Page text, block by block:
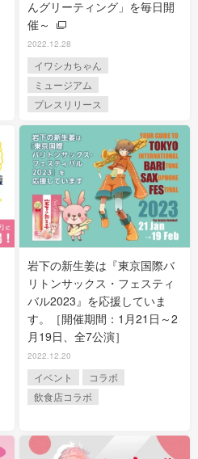
んグリーティング」を毎日開
催～
2022.12.28
イワシカちゃん
ミュージアム
プレスリリース
岩下の新生姜は『東京国際バ
リトンサックス・フェスティ
バル2023』を応援していま
す。［開催期間：1月21日～2
月19日、全7公演］
2022.12.20
イベント
コラボ
飲食店コラボ